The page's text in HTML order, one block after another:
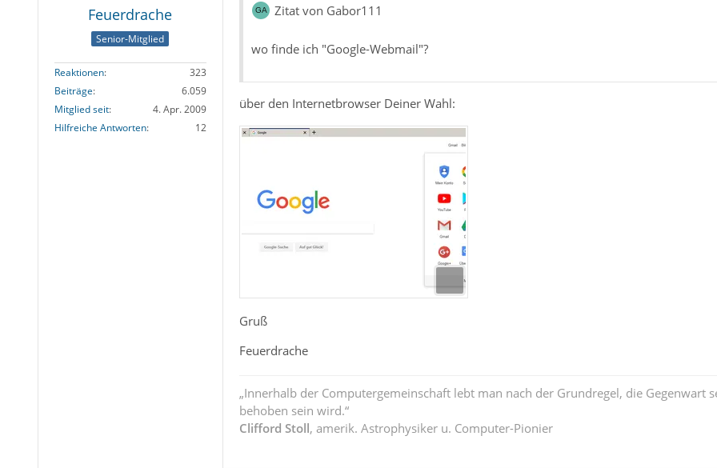
Feuerdrache
Senior-Mitglied
Reaktionen
323
Beiträge
6.059
Mitglied seit
4. Apr. 2009
Hilfreiche Antworten
12
Zitat von Gabor111
wo finde ich "Google-Webmail"?
über den Internetbrowser Deiner Wahl:
Gruß
Feuerdrache
„Innerhalb der Computergemeinschaft lebt man nach der Grundregel, die Gegenwart
behoben sein wird.“
Clifford Stoll, amerik. Astrophysiker u. Computer-Pionier